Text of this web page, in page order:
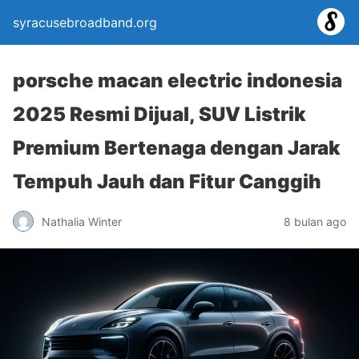
syracusebroadband.org
porsche macan electric indonesia
2025 Resmi Dijual, SUV Listrik
Premium Bertenaga dengan Jarak
Tempuh Jauh dan Fitur Canggih
Nathalia Winter 8 bulan ago